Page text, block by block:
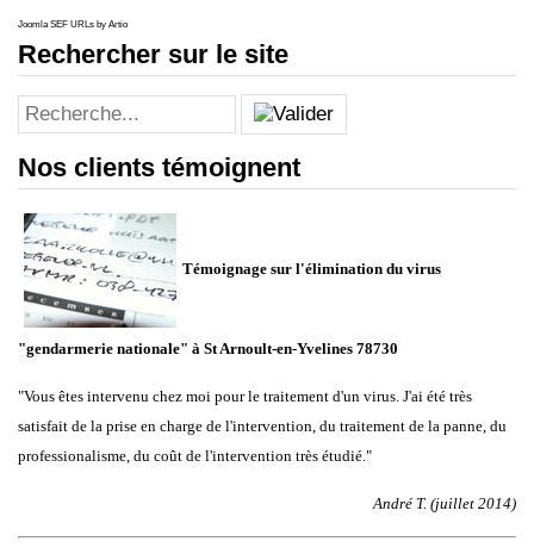
Joomla SEF URLs by Artio
Rechercher sur le site
Nos clients témoignent
Témoignage sur l'élimination du virus
"gendarmerie nationale" à St Arnoult-en-Yvelines 78730
"Vous êtes intervenu chez moi pour le traitement d'un virus. J'ai été très
satisfait de la prise en charge de l'intervention, du traitement de la panne, du
professionalisme, du coût de l'intervention très étudié."
André T. (juillet 2014)